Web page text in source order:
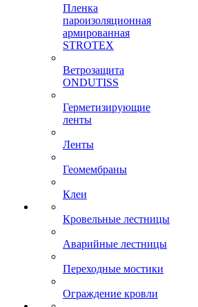
Пленка
пароизоляционная
армированная
STROTEX
Ветрозащита
ONDUTISS
Герметизирующие
ленты
Ленты
Геомембраны
Клеи
Кровельные лестницы
Аварийные лестницы
Переходные мостики
Ограждение кровли